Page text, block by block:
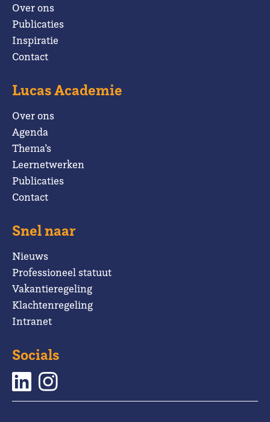
Over ons
Publicaties
Inspiratie
Contact
Lucas Academie
Over ons
Agenda
Thema’s
Leernetwerken
Publicaties
Contact
Snel naar
Nieuws
Professioneel statuut
Vakantieregeling
Klachtenregeling
Intranet
Socials